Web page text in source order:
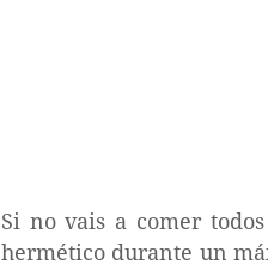
Si no vais a comer
hermético durante un